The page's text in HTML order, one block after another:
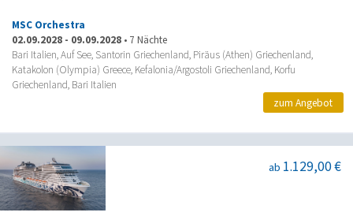
MSC Orchestra
02.09.2028 - 09.09.2028 • 7 Nächte
Bari Italien, Auf See, Santorin Griechenland, Piräus (Athen) Griechenland,
Katakolon (Olympia) Greece, Kefalonia/Argostoli Griechenland, Korfu
Griechenland, Bari Italien
zum Angebot
ab 1.129,00 €